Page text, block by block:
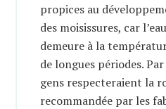
propices au
des moisissures, car
demeure à la
de longues périodes.
gens respecteraient la
recommandée par les